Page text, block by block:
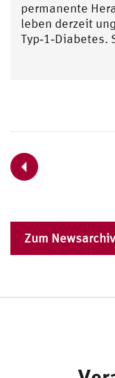
permanente
leben derzeit
Typ‑1‑Diabetes.
Zum Newsarchiv